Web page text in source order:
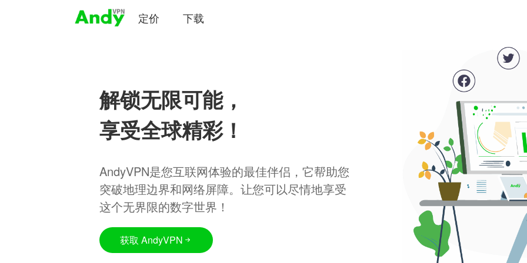
定价 下载
解锁无限可能，
享受全球精彩！
AndyVPN是您互联网体验的最佳伴侣，它帮助您
突破地理边界和网络屏障。让您可以尽情地享受
这个无界限的数字世界！
获取 AndyVPN